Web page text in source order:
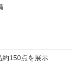
150点を展示